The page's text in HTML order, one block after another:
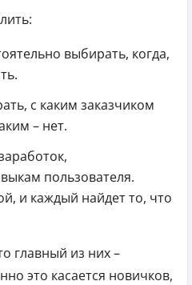
выбирать, когда,
с каким заказчиком
– нет.
пользователя.
и каждый найдет то, что
главный из них –
это касается новичков,